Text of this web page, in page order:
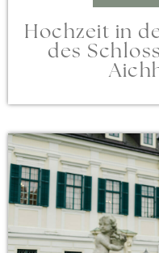
Hochzeit in
des